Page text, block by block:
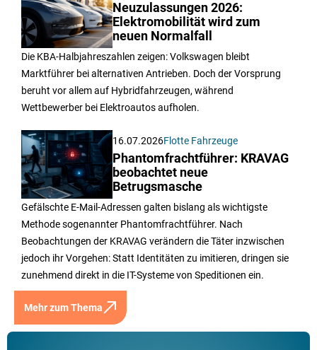
Neuzulassungen 2026:
Elektromobilität wird zum
neuen Normalfall
Die KBA-Halbjahreszahlen zeigen: Volkswagen bleibt
Marktführer bei alternativen Antrieben. Doch der Vorsprung
beruht vor allem auf Hybridfahrzeugen, während
Wettbewerber bei Elektroautos aufholen.
16.07.2026Flotte Fahrzeuge
Phantomfrachtführer: KRAVAG
beobachtet neue
Betrugsmasche
Gefälschte E-Mail-Adressen galten bislang als wichtigste
Methode sogenannter Phantomfrachtführer. Nach
Beobachtungen der KRAVAG verändern die Täter inzwischen
jedoch ihr Vorgehen: Statt Identitäten zu imitieren, dringen sie
zunehmend direkt in die IT-Systeme von Speditionen ein.
Mehr zum Thema